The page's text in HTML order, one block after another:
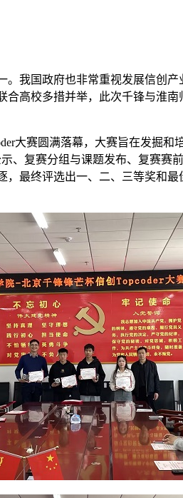
国政府也非常重视发展信创产
合高校多措并举，此次千锋与淮
赛圆满落幕，大赛旨在发掘和
、复赛分组与课题发布、复赛赛
最终评选出一、二、三等奖和